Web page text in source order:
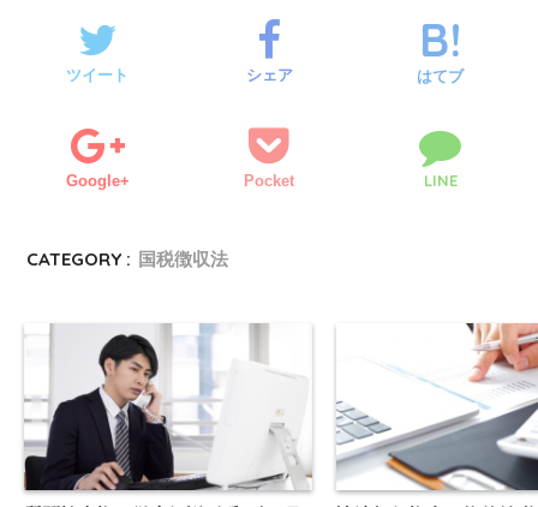
ツイート シェア はてブ
Google+ Pocket LINE
CATEGORY : 国税徴収法